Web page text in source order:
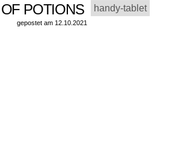
POTIONS handy-tablet
gepostet am 12.10.2021